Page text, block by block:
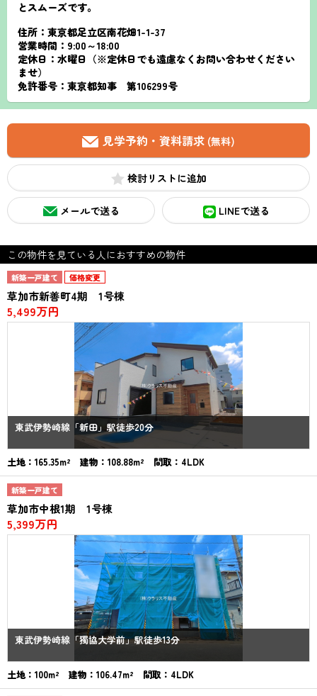
とスムーズです。
住所：東京都足立区南花畑1-1-37
営業時間：9:00～18:00
定休日：水曜日（※定休日でも遠慮なくお問い合わせください
ませ）
免許番号：東京都知事 第106299号
見学予約・資料請求 (無料)
検討リスト
メールで送る LINEで送る
この物件を見ている人におすすめの物件
新築一戸建て 価格変更
草加市新善町4期 1号棟
5,499万円
東武伊勢崎線「新田」駅徒歩20分
土地：165.35m² 建物：108.88m² 間取：4LDK
新築一戸建て
草加市中根1期 1号棟
5,399万円
東武伊勢崎線「獨協大学前」駅徒歩13分
土地：100m² 建物：106.47m² 間取：4LDK